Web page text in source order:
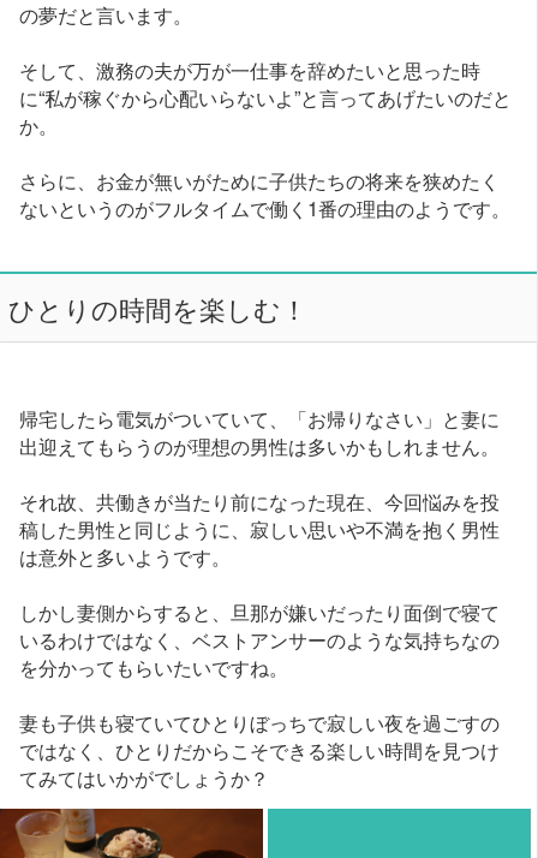
の夢だと言います。
そして、激務の夫が万が一仕事を辞めたいと思った時
に“私が稼ぐから心配いらないよ”と言ってあげたいのだと
か。
さらに、お金が無いがために子供たちの将来を狭めたく
ないというのがフルタイムで働く1番の理由のようです。
ひとりの時間を楽しむ！
帰宅したら電気がついていて、「お帰りなさい」と妻に
出迎えてもらうのが理想の男性は多いかもしれません。
それ故、共働きが当たり前になった現在、今回悩みを投
稿した男性と同じように、寂しい思いや不満を抱く男性
は意外と多いようです。
しかし妻側からすると、旦那が嫌いだったり面倒で寝て
いるわけではなく、ベストアンサーのような気持ちなの
を分かってもらいたいですね。
妻も子供も寝ていてひとりぼっちで寂しい夜を過ごすの
ではなく、ひとりだからこそできる楽しい時間を見つけ
てみてはいかがでしょうか？